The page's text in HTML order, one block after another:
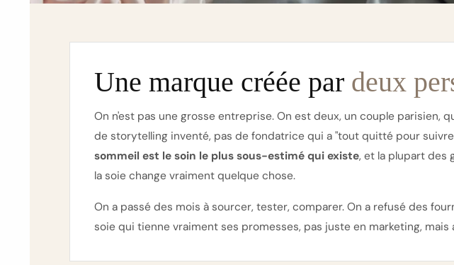
Une marque créée par deux
On n'est pas une grosse entreprise. On est deux, un couple parisien,
de storytelling inventé, pas de fondatrice qui a "tout quitté pour
sommeil est le soin le plus sous-estimé qui existe, et la plupart des
la soie change vraiment quelque chose.
On a passé des mois à sourcer, tester, comparer. On a refusé des
soie qui tienne vraiment ses promesses, pas juste en marketing, mais